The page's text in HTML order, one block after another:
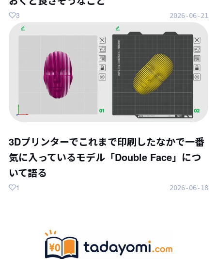
2026-06-21
3
3Dプリンターでこれまで印刷したなかで一番
気に入っているモデル「Double Face」につ
いて語る
2026-06-18
1